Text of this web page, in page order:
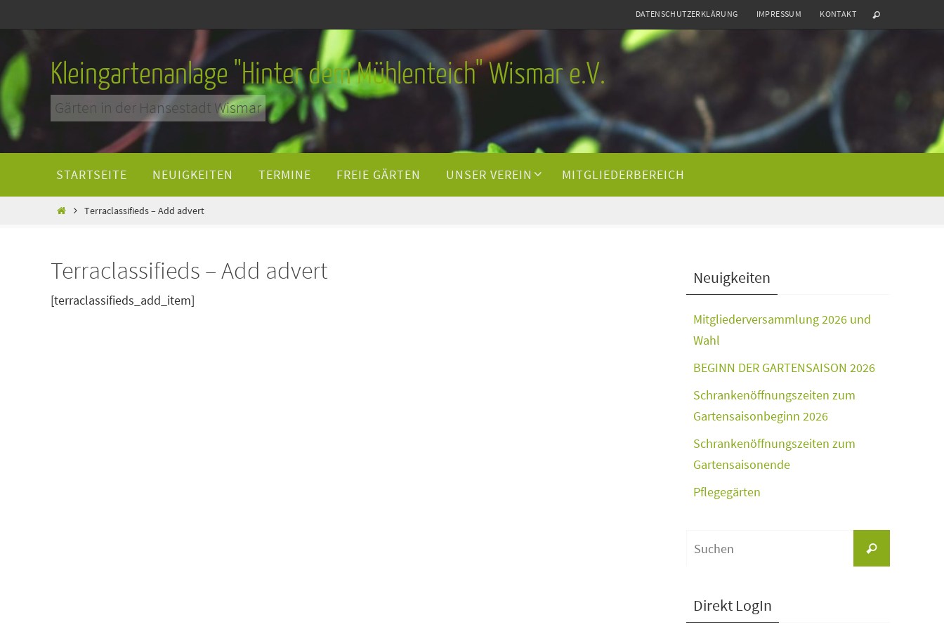
Inhalt
springen
DATENSCHUTZERKLÄRUNG IMPRESSUM KONTAKT
Kleingartenanlage "Hinter dem Mühlenteich" Wismar e.V.
Gärten in der Hansestadt Wismar
STARTSEITE NEUIGKEITEN TERMINE FREIE GÄRTEN UNSER VEREIN MITGLIEDERBEREICH
HomeTerraclassifieds – Add advert
Terraclassifieds – Add advert
[terraclassifieds_add_item]
Neuigkeiten
Mitgliederversammlung 2026 und
Wahl
BEGINN DER GARTENSAISON 2026
Schrankenöffnungszeiten zum
Gartensaisonbeginn 2026
Schrankenöffnungszeiten zum
Gartensaisonende
Pflegegärten
Suchen
Direkt LogIn